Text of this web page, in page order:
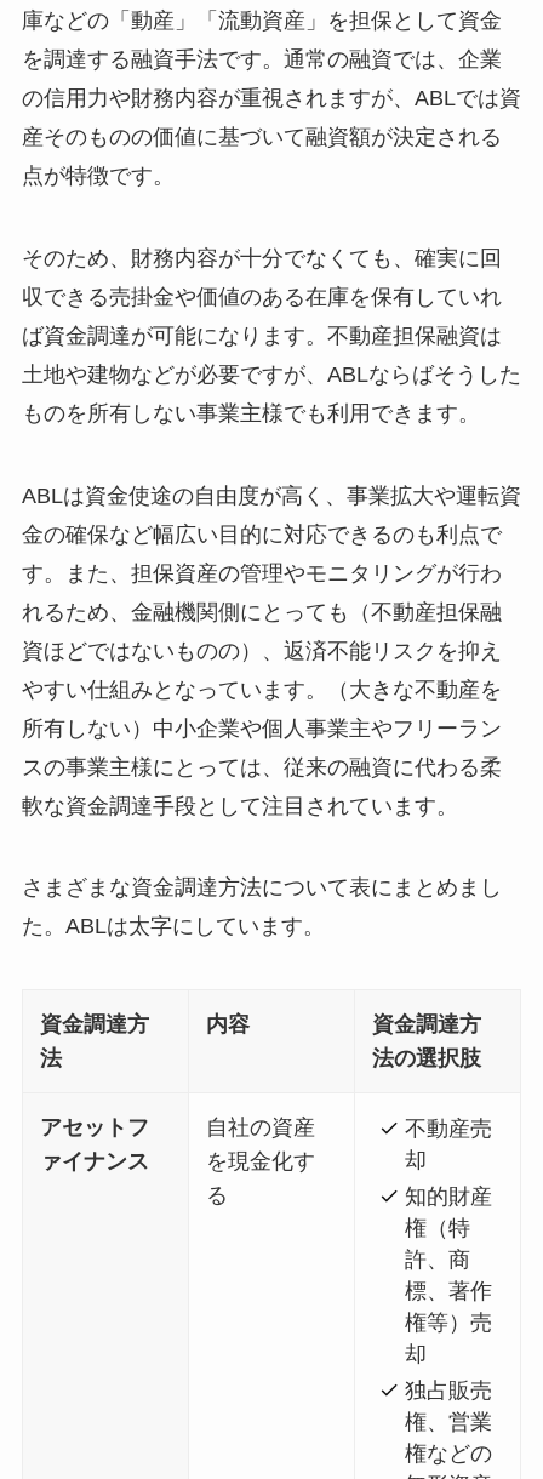
庫などの「動産」「流動資産」を担保として資金
を調達する融資手法です。通常の融資では、企業
の信用力や財務内容が重視されますが、ABLでは資
産そのものの価値に基づいて融資額が決定される
点が特徴です。
そのため、財務内容が十分でなくても、確実に回
収できる売掛金や価値のある在庫を保有していれ
ば資金調達が可能になります。不動産担保融資は
土地や建物などが必要ですが、ABLならばそうした
ものを所有しない事業主様でも利用できます。
ABLは資金使途の自由度が高く、事業拡大や運転資
金の確保など幅広い目的に対応できるのも利点で
す。また、担保資産の管理やモニタリングが行わ
れるため、金融機関側にとっても（不動産担保融
資ほどではないものの）、返済不能リスクを抑え
やすい仕組みとなっています。（大きな不動産を
所有しない）中小企業や個人事業主やフリーラン
スの事業主様にとっては、従来の融資に代わる柔
軟な資金調達手段として注目されています。
さまざまな資金調達方法について表にまとめまし
た。ABLは太字にしています。
資金調達方
法
内容
資金調達方
法の選択肢
アセットフ
ァイナンス
自社の資産
を現金化す
る
不動産売
却
知的財産
権（特
許、商
標、著作
権等）売
却
独占販売
権、営業
権などの